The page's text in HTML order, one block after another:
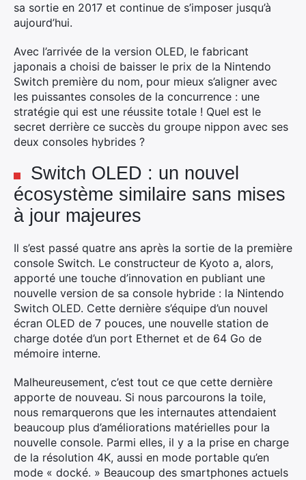
sa sortie en 2017 et continue de s’imposer jusqu’à
aujourd’hui.
Avec l’arrivée de la version OLED, le fabricant
japonais a choisi de baisser le prix de la Nintendo
Switch première du nom, pour mieux s’aligner avec
les puissantes consoles de la concurrence : une
stratégie qui est une réussite totale ! Quel est le
secret derrière ce succès du groupe nippon avec ses
deux consoles hybrides ?
Switch OLED : un nouvel
écosystème similaire sans mises
à jour majeures
Il s’est passé quatre ans après la sortie de la première
console Switch. Le constructeur de Kyoto a, alors,
apporté une touche d’innovation en publiant une
nouvelle version de sa console hybride : la Nintendo
Switch OLED. Cette dernière s’équipe d’un nouvel
écran OLED de 7 pouces, une nouvelle station de
charge dotée d’un port Ethernet et de 64 Go de
mémoire interne.
Malheureusement, c’est tout ce que cette dernière
apporte de nouveau. Si nous parcourons la toile,
nous remarquerons que les internautes attendaient
beaucoup plus d’améliorations matérielles pour la
nouvelle console. Parmi elles, il y a la prise en charge
de la résolution 4K, aussi en mode portable qu’en
mode « docké. » Beaucoup des smartphones actuels